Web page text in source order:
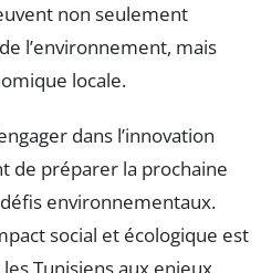
non seulement
l’environnement, mais
locale.
dans l’innovation
de préparer la prochaine
environnementaux.
social et écologique est